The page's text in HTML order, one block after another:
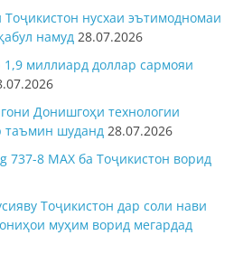
нусхаи эътимодномаи
намуд 28.07.2026
миллиард доллар сармояи
Донишгоҳи технологии
таъмин шуданд 28.07.2026
737-8 MAX ба Тоҷикистон ворид
Тоҷикистон дар соли нави
муҳим ворид мегардад